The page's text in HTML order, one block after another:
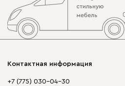
Контактная информация
+7 (775) 030-04-30